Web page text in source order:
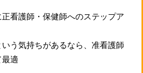
看護師・保健師へのステップア
いう気持ちがあるなら、准看護師
最適